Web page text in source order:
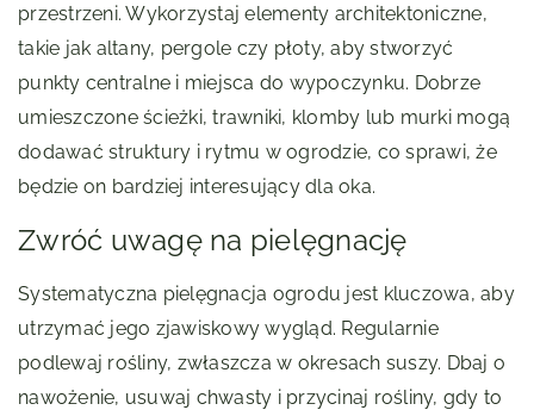
przestrzeni. Wykorzystaj elementy architektoniczne,
takie jak altany, pergole czy płoty, aby stworzyć
punkty centralne i miejsca do wypoczynku. Dobrze
umieszczone ścieżki, trawniki, klomby lub murki mogą
dodawać struktury i rytmu w ogrodzie, co sprawi, że
będzie on bardziej interesujący dla oka.
Zwróć uwagę na pielęgnację
Systematyczna pielęgnacja ogrodu jest kluczowa, aby
utrzymać jego zjawiskowy wygląd. Regularnie
podlewaj rośliny, zwłaszcza w okresach suszy. Dbaj o
nawożenie, usuwaj chwasty i przycinaj rośliny, gdy to